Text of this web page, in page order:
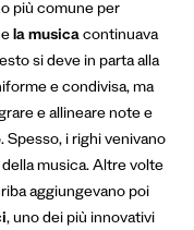
più comune per
la musicacontinuava
si deve in parta alla
e condivisa, ma
e allineare note e
i righi venivano
musica. Altre volte
aggiungevano poi
, uno dei più innovativi